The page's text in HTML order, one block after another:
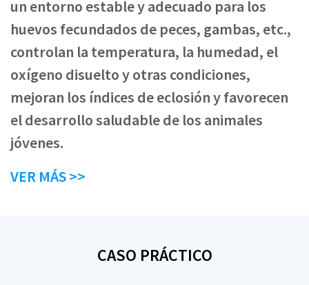
un entorno estable y adecuado para los
huevos fecundados de peces, gambas, etc.,
controlan la temperatura, la humedad, el
oxígeno disuelto y otras condiciones,
mejoran los índices de eclosión y favorecen
el desarrollo saludable de los animales
jóvenes.
VER MÁS >>
CASO PRÁCTICO